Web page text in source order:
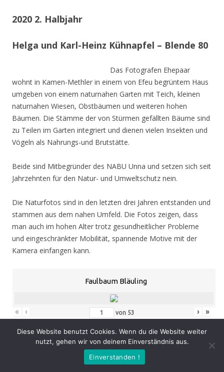
2020 2. Halbjahr
Helga und Karl-Heinz Kühnapfel – Blende 80
Das Fotografen Ehepaar
wohnt in Kamen-Methler in einem von Efeu begrüntem Haus
umgeben von einem naturnahen Garten mit Teich, kleinen
naturnahen Wiesen, Obstbäumen und weiteren hohen
Bäumen. Die Stämme der von Stürmen gefällten Bäume sind
zu Teilen im Garten integriert und dienen vielen Insekten und
Vögeln als Nahrungs-und Brutstätte.
Beide sind Mitbegründer des NABU Unna und setzen sich seit
Jahrzehnten für den Natur- und Umweltschutz nein.
Die Naturfotos sind in den letzten drei Jahren entstanden und
stammen aus dem nahen Umfeld. Die Fotos zeigen, dass
man auch im hohen Alter trotz gesundheitlicher Probleme
und eingeschränkter Mobilität, spannende Motive mit der
Kamera einfangen kann.
Faulbaum Bläuling
« ‹ von 53 › »
: Donnerstag 05.11.20, 19.00 Uhr
: 05.11. – 07.02.21, geöffnet Mo. – Do. 8.30 – 16.00 Uhr,
Diese Website benutzt Cookies. Wenn du die Website weiter
nutzt, gehen wir von deinem Einverständnis aus.
Einverstanden !